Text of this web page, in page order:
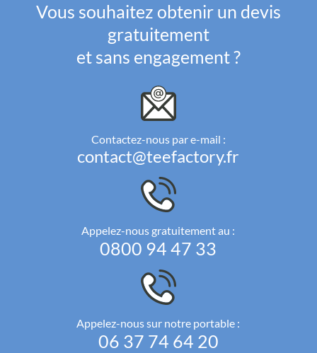
Vous souhaitez obtenir un devis
gratuitement
et sans engagement ?
Contactez-nous par e-mail :
contact@teefactory.fr
Appelez-nous gratuitement au :
0800 94 47 33
Appelez-nous sur notre portable :
06 37 74 64 20